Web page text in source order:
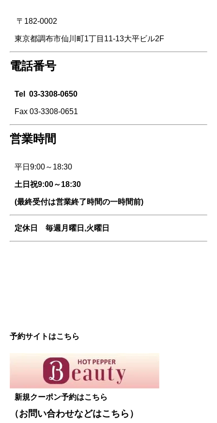
〒182-0002
東京都調布市仙川町1丁目11-13大平ビル2F
電話番号
Tel 03-3308-0650
Fax 03-3308-0651
営業時間
平日9:00～18:30
土日祝9:00～18:30
(最終受付は営業終了時間の一時間前)
定休日 毎週 月曜日,火曜日
予約サイトはこちら
新規クーポン予約はこちら
（お問い合わせなどはこちら ）